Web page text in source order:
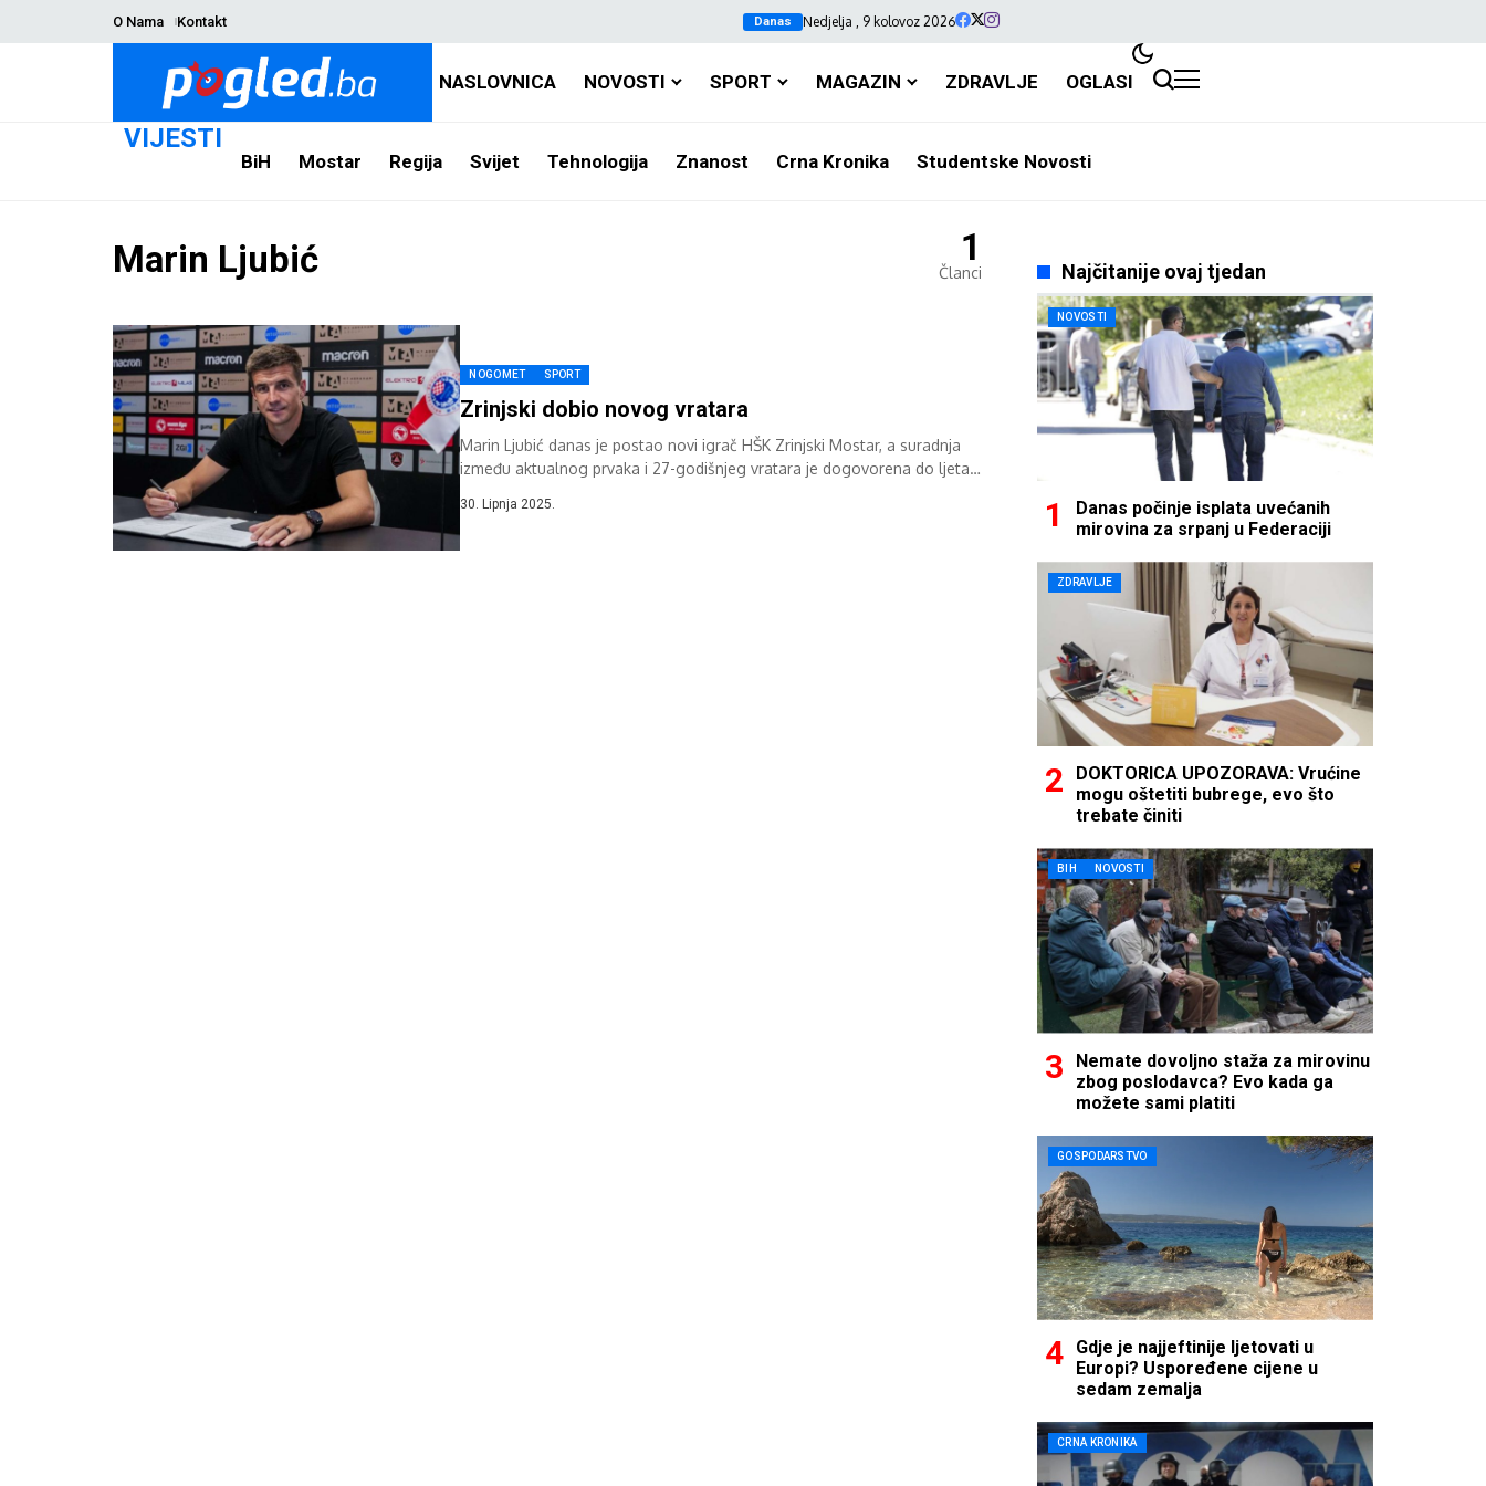
O Nama Kontakt Danas Nedjelja , 9 kolovoz 2026
NASLOVNICA NOVOSTI SPORT MAGAZIN ZDRAVLJE OGLASI
VIJESTI
BiH Mostar Regija Svijet Tehnologija Znanost Crna Kronika Studentske Novosti
Marin Ljubić 1
Članci
NOGOMET SPORT
Zrinjski dobio novog vratara
Marin Ljubić danas je postao novi igrač HŠK Zrinjski Mostar, a suradnja
između aktualnog prvaka i 27-godišnjeg vratara je dogovorena do ljeta
30. Lipnja 2025.
Najčitanije ovaj tjedan
NOVOSTI
Danas počinje isplata uvećanih
mirovina za srpanj u Federaciji
ZDRAVLJE
DOKTORICA UPOZORAVA: Vrućine
mogu oštetiti bubrege, evo što
trebate činiti
BIH NOVOSTI
Nemate dovoljno staža za mirovinu
zbog poslodavca? Evo kada ga
možete sami platiti
GOSPODARSTVO
Gdje je najjeftinije ljetovati u
Europi? Uspoređene cijene u
sedam zemalja
CRNA KRONIKA